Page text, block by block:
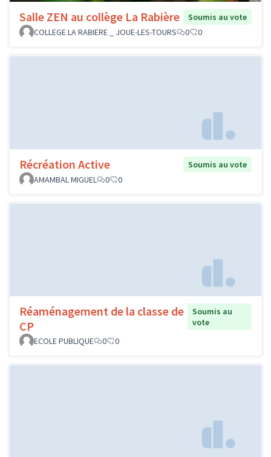
Salle ZEN au collège La Rabière
Soumis au vote
COLLEGE LA RABIERE _ JOUE-LES-TOURS
0 0
Récréation Active
Soumis au vote
AMAMBAL MIGUEL
0 0
Réaménagement de la classe de
CP
Soumis au
vote
ECOLE PUBLIQUE
0 0